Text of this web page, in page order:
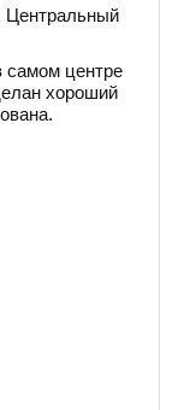
Центральный
самом центре
хороший